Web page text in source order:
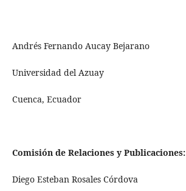
Andrés Fernando Aucay Bejarano
Universidad del Azuay
Cuenca, Ecuador
Comisión de Relaciones y Publicaciones:
Diego Esteban Rosales Córdova